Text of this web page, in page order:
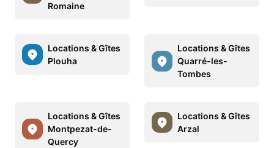
Romaine
Locations & Gîtes
Plouha
Locations & Gîtes
Quarré-les-
Tombes
Locations & Gîtes
Montpezat-de-
Quercy
Locations & Gîtes
Arzal